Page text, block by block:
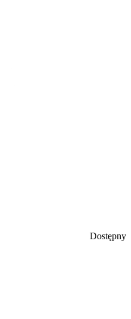
Dostępny